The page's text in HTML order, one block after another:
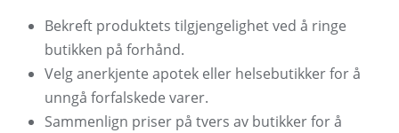
Bekreft produktets tilgjengelighet ved å ringe
butikken på forhånd.
Velg anerkjente apotek eller helsebutikker for å
unngå forfalskede varer.
Sammenlign priser på tvers av butikker for å